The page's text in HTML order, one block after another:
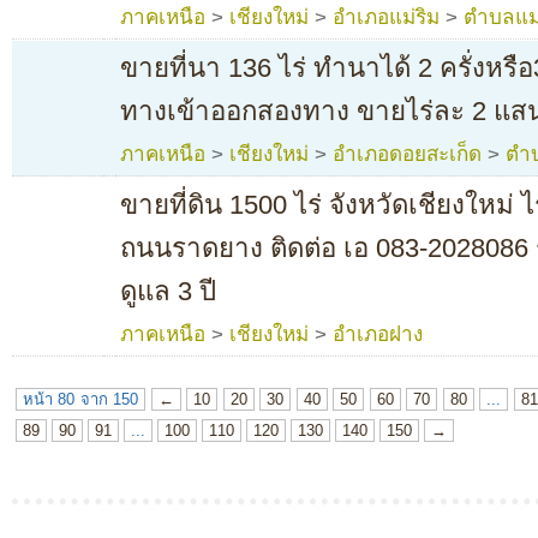
ภาคเหนือ > เชียงใหม่ > อำเภอแม่ริม > ตำบลแ
ขายที่นา 136 ไร่ ทำนาได้ 2 ครั่งหรื
ทางเข้าออกสองทาง ขายไร่ละ 2 แส
ภาคเหนือ > เชียงใหม่ > อำเภอดอยสะเก็ด > ตำ
ขายที่ดิน 1500 ไร่ จังหวัดเชียงใหม่
ถนนราดยาง ติดต่อ เอ 083-
ดูแล 3 ปี
ภาคเหนือ > เชียงใหม่ > อำเภอฝาง
หน้า 80 จาก 150 ← 10 20 30 40 50 60 70 80 ...
81
89
90 91 ... 100 110 120 130 140 150 →